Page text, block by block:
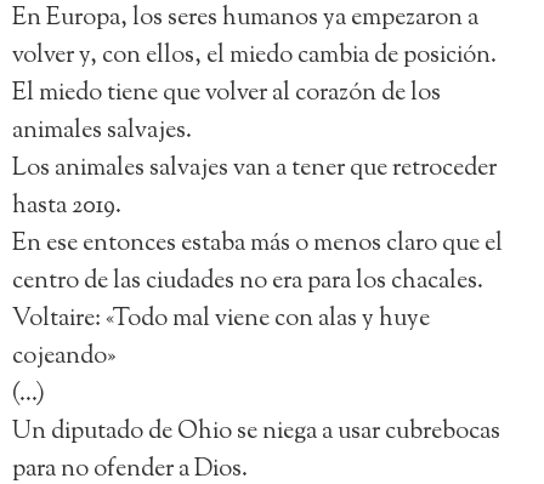
En Europa, los seres humanos ya empezaron a
volver y, con ellos, el miedo cambia de posición.
El miedo tiene que volver al corazón de los
animales salvajes.
Los animales salvajes van a tener que retroceder
hasta 2019.
En ese entonces estaba más o menos claro que el
centro de las ciudades no era para los chacales.
Voltaire: «Todo mal viene con alas y huye
cojeando»
(…)
Un diputado de Ohio se niega a usar cubrebocas
para no ofender a Dios.